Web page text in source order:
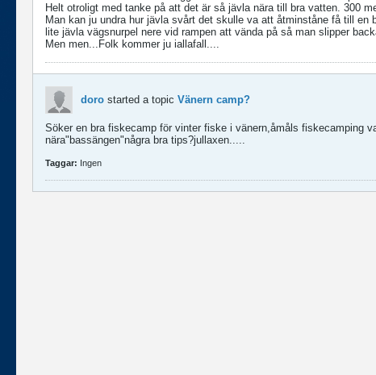
Helt otroligt med tanke på att det är så jävla nära till bra vatten. 300
Man kan ju undra hur jävla svårt det skulle va att åtminståne få till
lite jävla vägsnurpel nere vid rampen att vända på så man slipper
Men men...Folk kommer ju iallafall....
doro started a topic Vänern camp?
Söker en bra fiskecamp för vinter fiske i vänern,åmåls fiskecamping
nära"bassängen"några bra tips?jullaxen.....
Taggar: Ingen